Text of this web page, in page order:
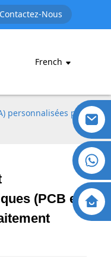
Contactez-Nous
French
personnalisées pour
(PCB et